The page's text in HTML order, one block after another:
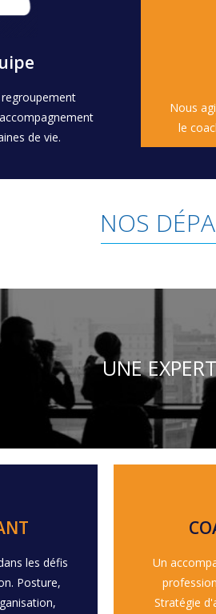
de vie.
notre
Nous
le
NOS
UNE
les défis
Posture,
Pro/Perso -
Un
Stratégie
-